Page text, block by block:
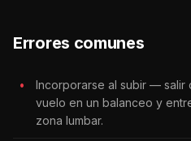
Errores comunes
Incorporarse al subir — salir
vuelo en un balanceo y
zona lumbar.